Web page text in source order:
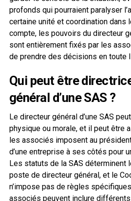
profonds qui pourraient paralyser
certaine unité et coordination dans
compte, les pouvoirs du directeur
sont entièrement fixés par les
de prendre des décisions en toute
Qui peut être
général d’une SAS ?
Le directeur général d’une SAS
physique ou morale, et il peut être
les associés imposent au
d’une entreprise à ses côtés pour
Les statuts de la SAS déterminent
poste de directeur général, et le
n’impose pas de règles
associés peuvent inclure